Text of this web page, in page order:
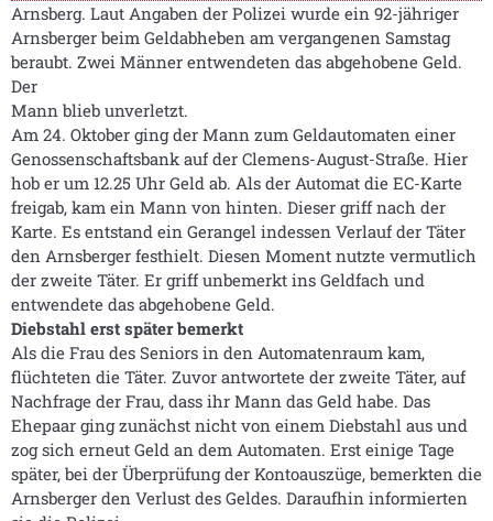
Arnsberg. Laut Angaben der Polizei wurde ein 92-jähriger
Arnsberger beim Geldabheben am vergangenen Samstag
beraubt. Zwei Männer entwendeten das abgehobene Geld.
Der
Mann blieb unverletzt.
Am 24. Oktober ging der Mann zum Geldautomaten einer
Genossenschaftsbank auf der Clemens-August-Straße. Hier
hob er um 12.25 Uhr Geld ab. Als der Automat die EC-Karte
freigab, kam ein Mann von hinten. Dieser griff nach der
Karte. Es entstand ein Gerangel indessen Verlauf der Täter
den Arnsberger festhielt. Diesen Moment nutzte vermutlich
der zweite Täter. Er griff unbemerkt ins Geldfach und
entwendete das abgehobene Geld.
Diebstahl erst später bemerkt
Als die Frau des Seniors in den Automatenraum kam,
flüchteten die Täter. Zuvor antwortete der zweite Täter, auf
Nachfrage der Frau, dass ihr Mann das Geld habe. Das
Ehepaar ging zunächst nicht von einem Diebstahl aus und
zog sich erneut Geld an dem Automaten. Erst einige Tage
später, bei der Überprüfung der Kontoauszüge, bemerkten die
Arnsberger den Verlust des Geldes. Daraufhin informierten